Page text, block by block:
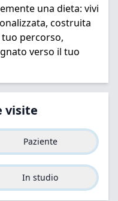
una dieta: vivi
costruita
percorso,
verso il tuo
visite
Paziente
In studio